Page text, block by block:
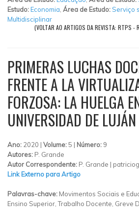
Estudo:Economia Área de Estudo:Serviço
Multidisciplinar
(VOLTAR AO ARTIGOS DA REVISTA: RTPS -
PRIMERAS LUCHAS
FRENTE A LA
FORZOSA: LA HUELGA
UNIVERSIDAD DE LUJÁN
Ano: 2020 | Volume:5 | Número: 9
Autores: P. Grande
Autor Correspondente: P. Grande |
Link Externo para Artigo
Palavras-chave: Movimentos Sociais e
Ensino Superior, Trabalho Docente, Greve